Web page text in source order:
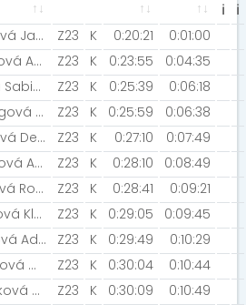
ℹ
ℹ
Pekařová Jana [TJ Turnov] Z23 K 0:20:21
0:01:00
Johanová Adéla [ELEVEN Run Team ] Z23 K 0:23:55
0:04:35
Hálová Sabina Z23 K 0:25:39
0:06:18
Morongová Kristýna [Sokol České Budějovice ] Z23 K 0:25:59
0:06:38
Prouzová Denisa [Cexbit s. r. o.] Z23 K 0:27:10
0:07:49
Javůrková Andrea [NN2021] Z23 K 0:28:10
0:08:49
Šmídová Romana Z23 K 0:28:41
0:09:21
Valíčková Klaudie Z23 K 0:29:05
0:09:45
Hrudková Adéla Z23 K 0:29:49
0:10:29
Debelková Martina Z23 K 0:30:04
0:10:44
Červinková Adéla Z23 K 0:30:09
0:10:49